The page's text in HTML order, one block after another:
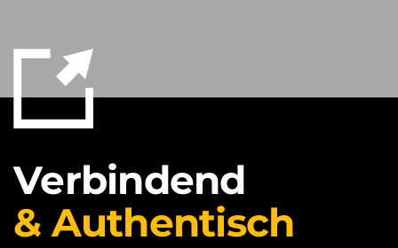
Verbindend
& Authentisch